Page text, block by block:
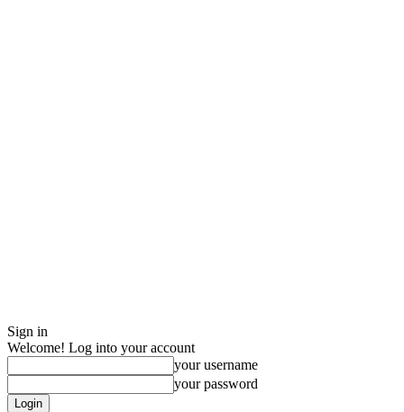
Sign in
Welcome! Log into your account
your username
your password